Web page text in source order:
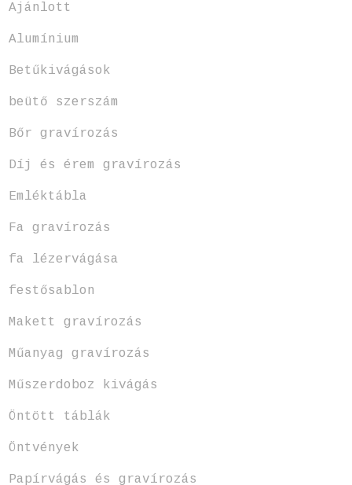
Ajánlott
Alumínium
Betűkivágások
beütő szerszám
Bőr gravírozás
Díj és érem gravírozás
Emléktábla
Fa gravírozás
fa lézervágása
festősablon
Makett gravírozás
Műanyag gravírozás
Műszerdoboz kivágás
Öntött táblák
Öntvények
Papírvágás és gravírozás